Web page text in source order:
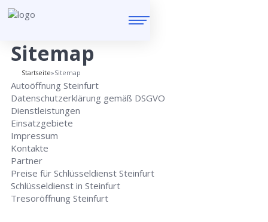
Sitemap
Startseite»Sitemap
Autoöffnung Steinfurt
Datenschutzerklärung gemäß DSGVO
Dienstleistungen
Einsatzgebiete
Impressum
Kontakte
Partner
Preise für Schlüsseldienst Steinfurt
Schlüsseldienst in Steinfurt
Tresoröffnung Steinfurt